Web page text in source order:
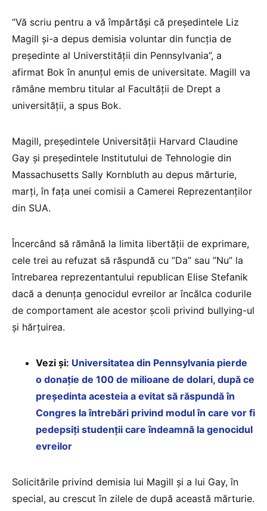
”Vă scriu pentru a vă împărtăşi că preşedintele Liz
Magill şi-a depus demisia voluntar din funcţia de
preşedinte al Universtităţii din Pennsylvania”, a
afirmat Bok în anunţul emis de universitate. Magill va
rămâne membru titular al Facultăţii de Drept a
universităţii, a spus Bok.
Magill, preşedintele Universităţii Harvard Claudine
Gay şi preşedintele Institutului de Tehnologie din
Massachusetts Sally Kornbluth au depus mărturie,
marţi, în faţa unei comisii a Camerei Reprezentanţilor
din SUA.
Încercând să rămână la limita libertăţii de exprimare,
cele trei au refuzat să răspundă cu ”Da” sau ”Nu” la
întrebarea reprezentantului republican Elise Stefanik
dacă a denunţa genocidul evreilor ar încălca codurile
de comportament ale acestor şcoli privind bullying-ul
şi hărţuirea.
Vezi și: Universitatea din Pennsylvania pierde
o donație de 100 de milioane de dolari, după ce
președinta acesteia a evitat să răspundă în
Congres la întrebări privind modul în care vor fi
pedepsiți studenții care îndeamnă la genocidul
evreilor
Solicitările privind demisia lui Magill şi a lui Gay, în
special, au crescut în zilele de după această mărturie.